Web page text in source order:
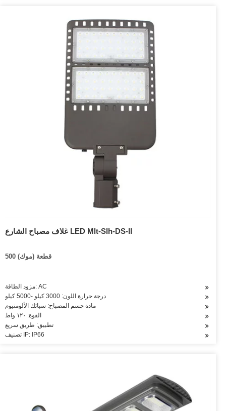
غلاف مصباح الشارع LED Mlt-Slh-DS-II
500 قطعة (موك)
مزود الطاقة: AC
درجة حرارة اللون: 3000 كيلو -5000 كيلو
مادة جسم المصباح: سبائك الألومنيوم
القوة: ١٢٠ واط
تطبيق: طريق سريع
تصنيف IP: IP66